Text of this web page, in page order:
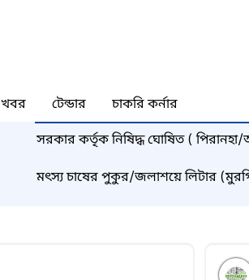
খবর টেন্ডার চাকরি কর্নার
সরকার কর্তৃক নিষিদ্ধ ঘোষিত (
সংশ্লিষ্ট সকলকে বিশেষভাবে অনুরোধ
মৎস্য চাষের পুকুর/জলাশয়ে লিটার